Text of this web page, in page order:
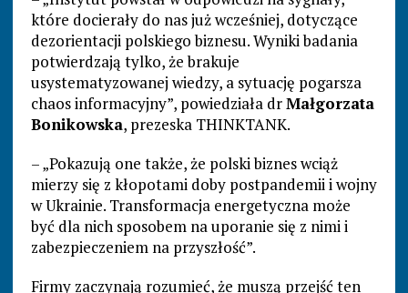
które docierały do nas już wcześniej, dotyczące
dezorientacji polskiego biznesu. Wyniki badania
potwierdzają tylko, że brakuje
usystematyzowanej wiedzy, a sytuację pogarsza
chaos informacyjny”, powiedziała drMałgorzata
Bonikowska, prezeska THINKTANK.
– „Pokazują one także, że polski biznes wciąż
mierzy się z kłopotami doby postpandemii i wojny
w Ukrainie. Transformacja energetyczna może
być dla nich sposobem na uporanie się z nimi i
zabezpieczeniem na przyszłość”.
Firmy zaczynają rozumieć, że muszą przejść ten